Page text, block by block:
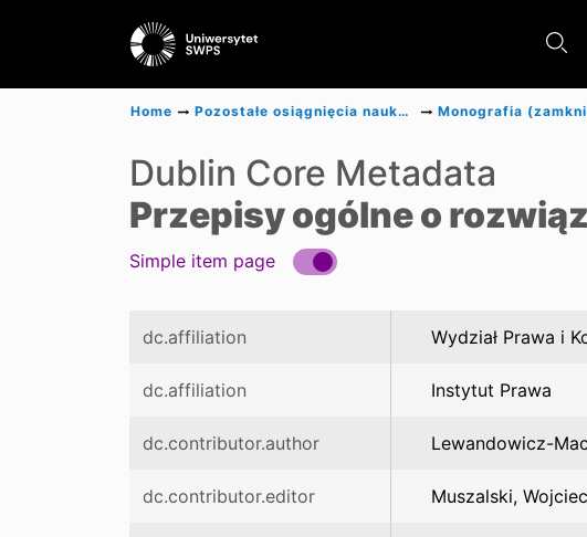
Home Pozostałe osiągnięcia naukowe
Dublin Core Metadata
Przepisy ogólne o
Simple item page
dc.affiliation Wydział Prawa i
dc.affiliation Instytut Prawa
dc.contributor.author Lewandowicz-
dc.contributor.editor Muszalski,